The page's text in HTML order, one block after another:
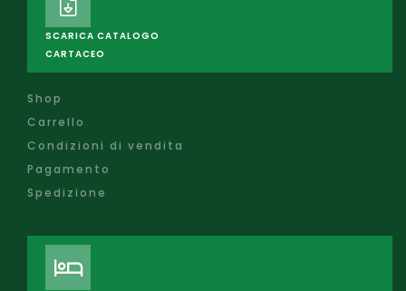
SCARICA CATALOGO
CARTACEO
Shop
Carrello
Condizioni di vendita
Pagamento
Spedizione